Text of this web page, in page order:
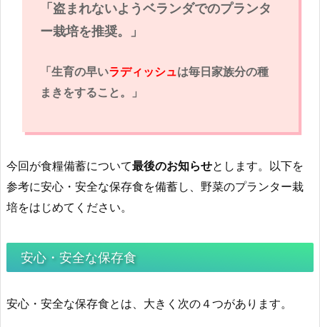
「盗まれないようベランダでのプランタ
ー栽培を推奨。」
「生育の早いラディッシュは毎日家族分の種
まきをすること。」
今回が食糧備蓄について最後のお知らせとします。以下を
参考に安心・安全な保存食を備蓄し、野菜のプランター栽
培をはじめてください。
安心・安全な保存食
安心・安全な保存食とは、大きく次の４つがあります。